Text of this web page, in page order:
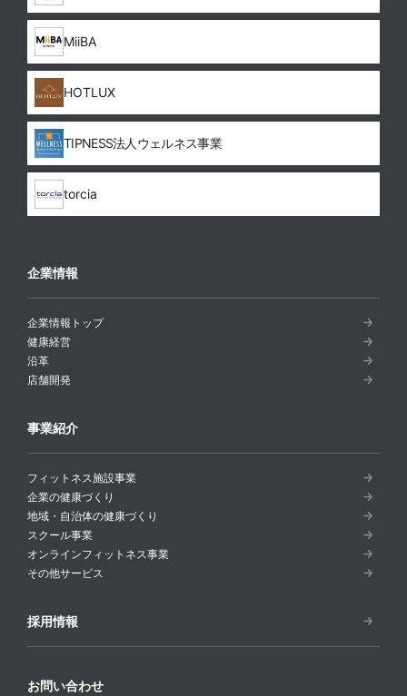
MiiBA
HOTLUX
TIPNESS法人ウェルネス事業
torcia
企業情報
企業情報トップ
健康経営
沿革
店舗開発
事業紹介
フィットネス施設事業
企業の健康づくり
地域・自治体の健康づくり
スクール事業
オンラインフィットネス事業
その他サービス
採用情報
お問い合わせ